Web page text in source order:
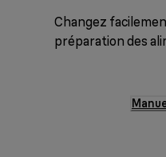
Changez
préparation des